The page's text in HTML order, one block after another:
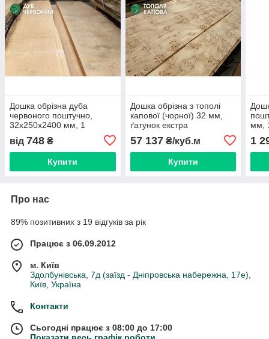
Дошка обрізна дуба
червоного поштучно,
32х250х2400 мм, 1
від 748 ₴
Купити
Дошка обрізна з тополі
капової (чорної) 32 мм,
ґатунок екстра
57 137₴/куб.м
Купити
мм,
1
Про нас
89% позитивних з 19 відгуків за рік
Працює з 06.09.2012
м. Київ
Здолбунівська, 7д (заїзд - Дніпровська набережна, 17е),
Київ, Україна
Контакти
Сьогодні працює з 08:00 до 17:00